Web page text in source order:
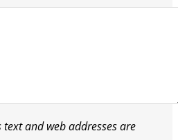
and web addresses are